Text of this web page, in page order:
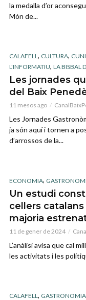
la medalla d’or
Món de...
CALAFELL , CULTURA,
L'INFORMATIU, LA BISBAL
Les jornades
del Baix
11 mesos ago
Les Jornades
ja són aquí i tornen a
d’arrossos de la...
ECONOMIA,
Un estudi
cellers
majoria
11 de gener de 2024
L’anàlisi avisa que cal
les activitats i les
CALAFELL, GASTRONOMIA